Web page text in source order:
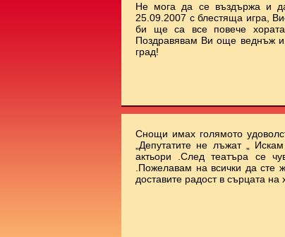
Не мога да се въздържа и
25.09.2007 с блестяща игра,
би ще са все повече
Поздравявам Ви още веднъж
град!
Снощи имах голямото
„Депутатите не лъжат „
актьори .След театъра се
.Пожелавам на всички да сте
доставите радост в сърцата на